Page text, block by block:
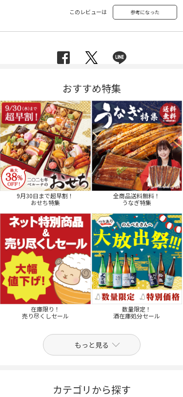
このレビューは 参考になった
おすすめ特集
9月30日まで超早割！
おせち特集
全商品送料無料！
うなぎ特集
在庫限り！
売り尽くしセール
数量限定！
酒在庫処分セール
もっと見る
カテゴリから探す